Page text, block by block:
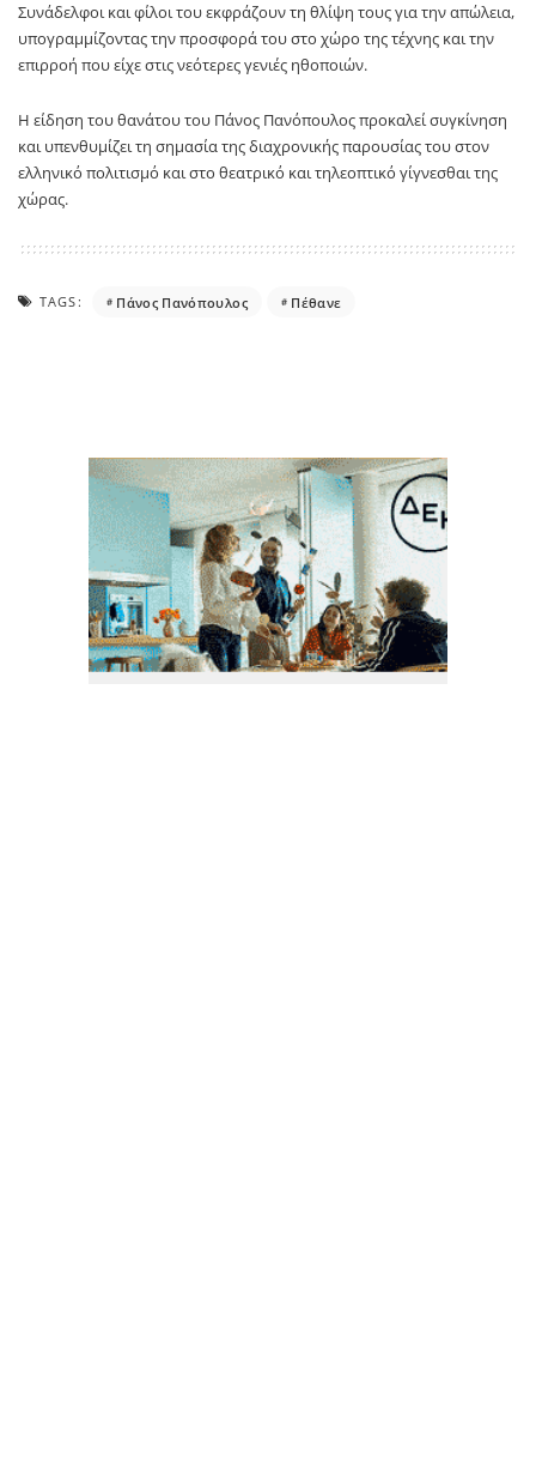
Συνάδελφοι και φίλοι του εκφράζουν τη θλίψη τους για την απώλεια,
υπογραμμίζοντας την προσφορά του στο χώρο της τέχνης και την
επιρροή που είχε στις νεότερες γενιές ηθοποιών.
Η είδηση του θανάτου του Πάνος Πανόπουλοςπροκαλεί συγκίνηση
και υπενθυμίζει τη σημασία της διαχρονικής παρουσίας του στον
ελληνικό πολιτισμό και στο θεατρικό και τηλεοπτικό γίγνεσθαι της
χώρας.
TAGS: Πάνος Πανόπουλος Πέθανε